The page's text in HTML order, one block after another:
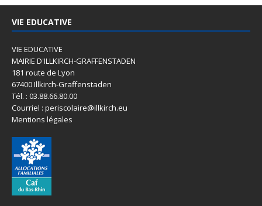
VIE EDUCATIVE
VIE EDUCATIVE
MAIRIE D'ILLKIRCH-GRAFFENSTADEN
181 route de Lyon
67400 Illkirch-Graffenstaden
Tél. : 03.88.66.80.00
Courriel : periscolaire@illkirch.eu
Mentions légales